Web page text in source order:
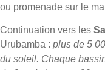
ou promenade sur le
Continuation vers les
Urubamba : plus de 5
du soleil. Chaque